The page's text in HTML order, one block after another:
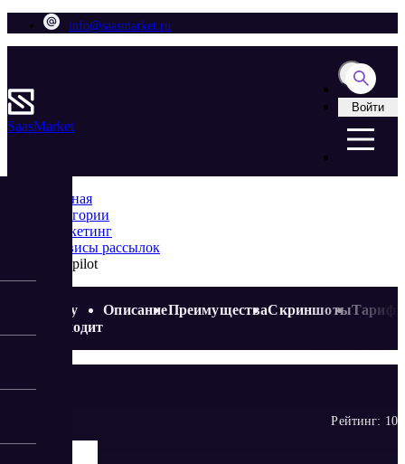
info@saasmarket.ru
SaasMarket
Войти
Главная
Категории
Маркетинг
Сервисы рассылок
SMSpilot
Кому
подходит
ОписаниеПреимуществаСкриншоты
Рейтинг: 10